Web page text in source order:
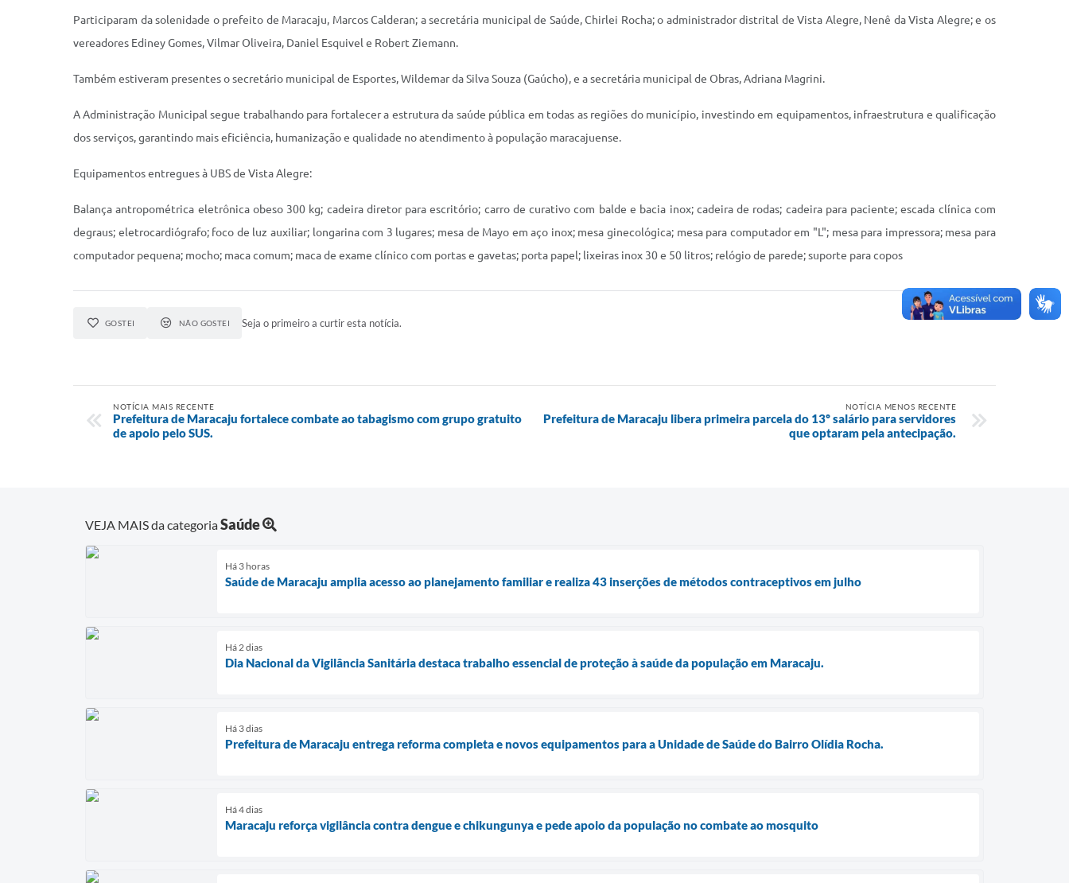
Participaram da solenidade o prefeito de Maracaju, Marcos Calderan; a secretária municipal de Saúde, Chirlei Rocha; o administrador distrital de Vista Alegre, Nenê da Vista Alegre; e os
vereadores Ediney Gomes, Vilmar Oliveira, Daniel Esquivel e Robert Ziemann.
Também estiveram presentes o secretário municipal de Esportes, Wildemar da Silva Souza (Gaúcho), e a secretária municipal de Obras, Adriana Magrini.
A Administração Municipal segue trabalhando para fortalecer a estrutura da saúde pública em todas as regiões do município, investindo em equipamentos, infraestrutura e qualificação
dos serviços, garantindo mais eficiência, humanização e qualidade no atendimento à população maracajuense.
Equipamentos entregues à UBS de Vista Alegre:
Balança antropométrica eletrônica obeso 300 kg; cadeira diretor para escritório; carro de curativo com balde e bacia inox; cadeira de rodas; cadeira para paciente; escada clínica com
degraus; eletrocardiógrafo; foco de luz auxiliar; longarina com 3 lugares; mesa de Mayo em aço inox; mesa ginecológica; mesa para computador em "L"; mesa para impressora; mesa para
computador pequena; mocho; maca comum; maca de exame clínico com portas e gavetas; porta papel; lixeiras inox 30 e 50 litros; relógio de parede; suporte para copos
GOSTEI NÃO GOSTEI Seja o primeiro a curtir esta notícia.
NOTÍCIA MAIS RECENTE
Prefeitura de Maracaju fortalece combate ao tabagismo com grupo gratuito
de apoio pelo SUS.
NOTÍCIA MENOS RECENTE
Prefeitura de Maracaju libera primeira parcela do 13º salário para servidores
que optaram pela antecipação.
VEJA MAIS da categoriaSaúde
Há 3 horas
Saúde de Maracaju amplia acesso ao planejamento familiar e realiza 43 inserções de métodos contraceptivos em julho
Há 2 dias
Dia Nacional da Vigilância Sanitária destaca trabalho essencial de proteção à saúde da população em Maracaju.
Há 3 dias
Prefeitura de Maracaju entrega reforma completa e novos equipamentos para a Unidade de Saúde do Bairro Olídia Rocha.
Há 4 dias
Maracaju reforça vigilância contra dengue e chikungunya e pede apoio da população no combate ao mosquito